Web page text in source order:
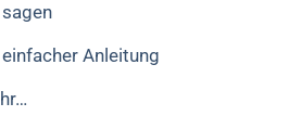
Anleitung